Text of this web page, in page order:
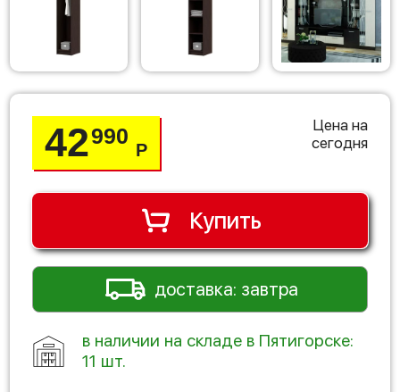
42990
Р
Цена на
сегодня
Купить
доставка: завтра
в наличии на складе в Пятигорске:
11 шт.